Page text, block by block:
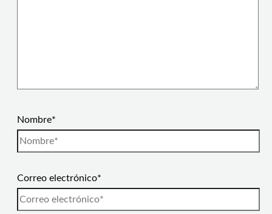
Nombre*
Correo electrónico*